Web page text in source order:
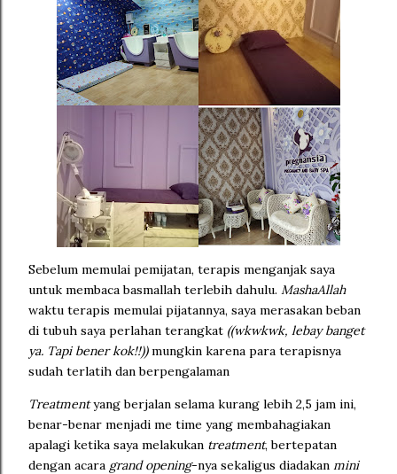
Sebelum memulai pemijatan, terapis menganjak saya
untuk membaca basmallah terlebih dahulu. MashaAllah
waktu terapis memulai pijatannya, saya merasakan beban
di tubuh saya perlahan terangkat ((wkwkwk, lebay banget
ya. Tapi bener kok!!))mungkin karena para terapisnya
sudah terlatih dan berpengalaman
Treatmentyang berjalan selama kurang lebih 2,5 jam ini,
benar-benar menjadi me time yang membahagiakan
apalagi ketika saya melakukan treatment, bertepatan
dengan acara grand opening-nya sekaligus diadakan mini